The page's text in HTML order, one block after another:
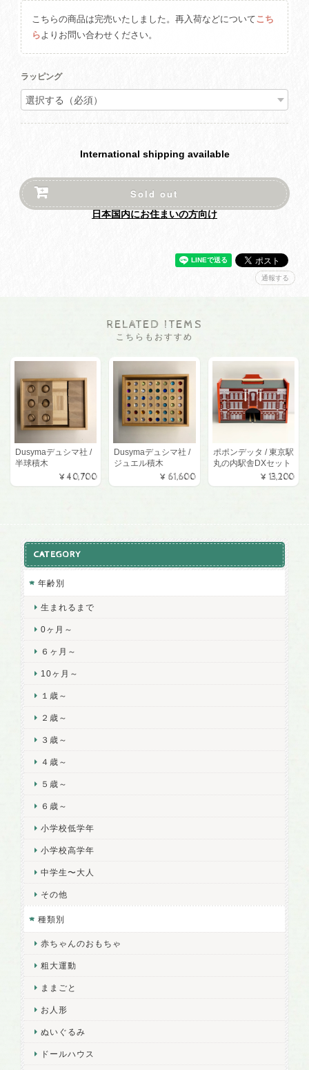
こちらの商品は完売いたしました。再入荷などについてこち
ら よりお問い合わせください。
ラッピング
International shipping available
Sold out
日本国内にお住まいの方向け
通報する
RELATED ITEMS
こちらもおすすめ
Dusymaデュシマ社 /
半球積木
¥40,700
Dusymaデュシマ社 /
ジュエル積木
¥61,600
ポポンデッタ / 東京駅
丸の内駅舎DXセット
¥13,200
CATEGORY
年齢別
生まれるまで
0ヶ月～
６ヶ月～
10ヶ月～
１歳～
２歳～
３歳～
４歳～
５歳～
６歳～
小学校低学年
小学校高学年
中学生〜大人
その他
種類別
赤ちゃんのおもちゃ
粗大運動
ままごと
お人形
ぬいぐるみ
ドールハウス